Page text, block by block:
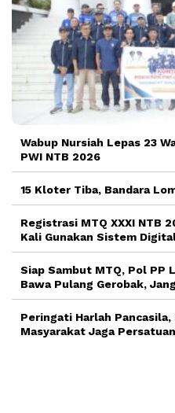
Wabup Nursiah Lepas 23
PWI NTB 2026
15 Kloter Tiba, Bandara
Registrasi MTQ XXXI NTB
Kali Gunakan Sistem
Siap Sambut MTQ, Pol PP
Bawa Pulang Gerobak,
Peringati Harlah Pancasila,
Masyarakat Jaga